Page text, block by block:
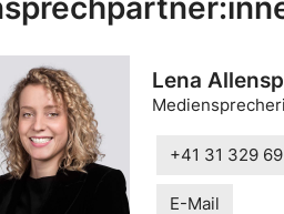
Lena
+41 31 329
E-Mail